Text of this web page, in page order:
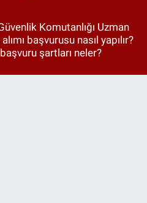
Komutanlığı Uzman
başvurusu nasıl yapılır?
şartları neler?